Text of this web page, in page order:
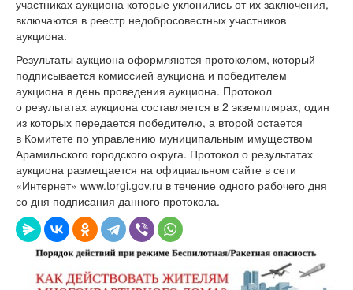
участниках аукциона которые уклонились от их заключения,
включаются в реестр недобросовестных участников
аукциона.
Результаты аукциона оформляются протоколом, который
подписывается комиссией аукциона и победителем
аукциона в день проведения аукциона. Протокол
о результатах аукциона составляется в 2 экземплярах, один
из которых передается победителю, а второй остается
в Комитете по управлению муниципальным имуществом
Арамильского городского округа. Протокол о результатах
аукциона размещается на официальном сайте в сети
«Интернет» www.torgi.gov.ru в течение одного рабочего дня
со дня подписания данного протокола.